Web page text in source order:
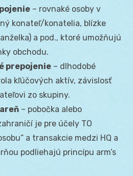
– rovnaké osoby v
konateľ/konatelia, blízke
a pod., ktoré umožňujú
obchodu.
prepojenie – dlhodobé
kľúčových aktív, závislosť
zo skupiny.
– pobočka alebo
je pre účely TO
a transakcie medzi HQ a
podliehajú princípu arm’s